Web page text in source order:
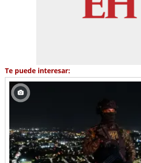
Te puede interesar: